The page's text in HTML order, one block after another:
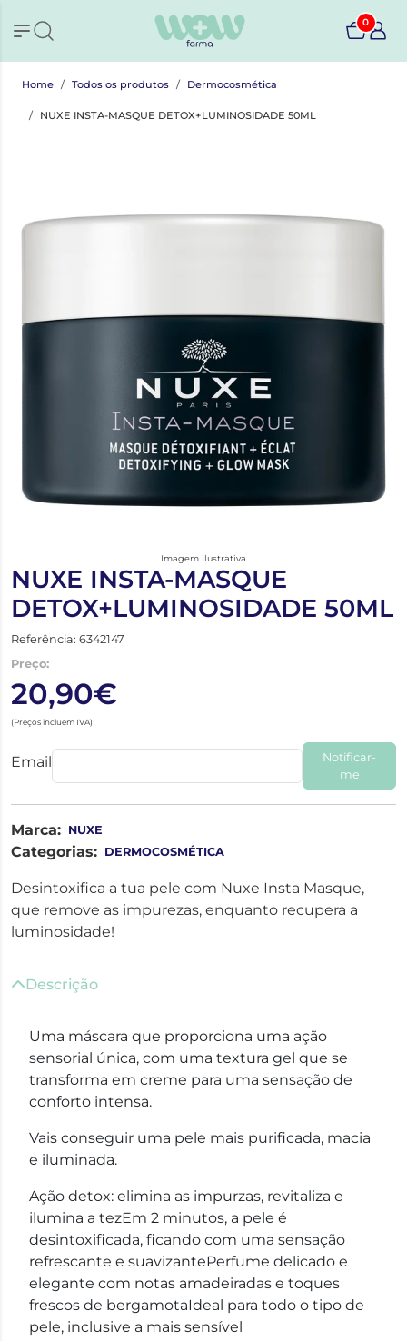
0
Home Todos os produtos Dermocosmética
NUXE INSTA-MASQUE DETOX+LUMINOSIDADE 50ML
Imagem ilustrativa
NUXE INSTA-MASQUE
DETOX+LUMINOSIDADE 50ML
Referência: 6342147
Preço:
20,90€
(Preços incluem IVA)
Email
Notificar-
me
Marca: NUXE
Categorias: DERMOCOSMÉTICA
Desintoxifica a tua pele com Nuxe Insta Masque,
que remove as impurezas, enquanto recupera a
luminosidade!
Descrição
Uma máscara que proporciona uma ação
sensorial única, com uma textura gel que se
transforma em creme para uma sensação de
conforto intensa.
Vais conseguir uma pele mais purificada, macia
e iluminada.
Ação detox: elimina as impurzas, revitaliza e
ilumina a tezEm 2 minutos, a pele é
desintoxificada, ficando com uma sensação
refrescante e suavizantePerfume delicado e
elegante com notas amadeiradas e toques
frescos de bergamotaIdeal para todo o tipo de
pele, inclusive a mais sensível